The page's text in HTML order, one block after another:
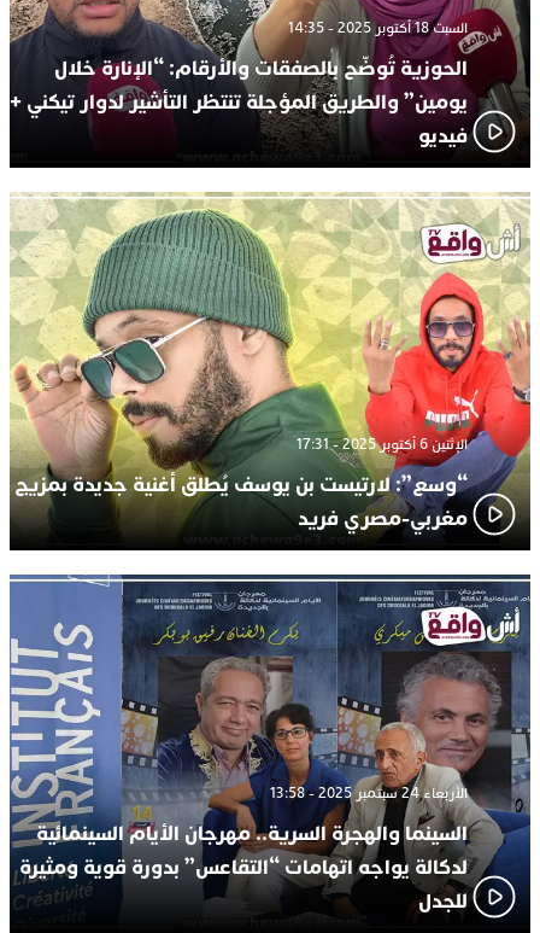
السبت 18 أكتوبر 2025 - 14:35
الحوزية تُوضّح بالصفقات والأرقام: “الإنارة خلال
يومين” والطريق المؤجلة تنتظر التأشير لدوار تيكني +
فيديو
الإثنين 6 أكتوبر 2025 - 17:31
“وسع”: لارتيست بن يوسف يُطلق أغنية جديدة بمزيج
مغربي-مصري فريد
الأربعاء 24 سبتمبر 2025 - 13:58
السينما والهجرة السرية.. مهرجان الأيام السينمائية
لدكالة يواجه اتهامات “التقاعس” بدورة قوية ومثيرة
للجدل